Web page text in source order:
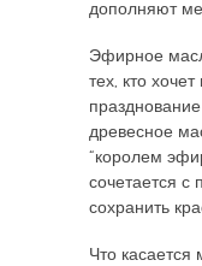
дополняют
Эфирное
тех, кто
древесное
“королем
сочетается с
сохранить
Что касается